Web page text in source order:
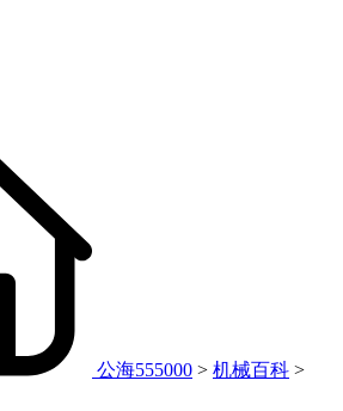
公海555000 > 机械百科 >